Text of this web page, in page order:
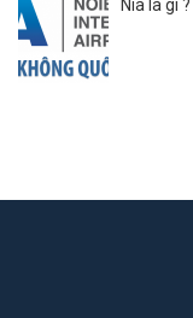
Nia là gì ?